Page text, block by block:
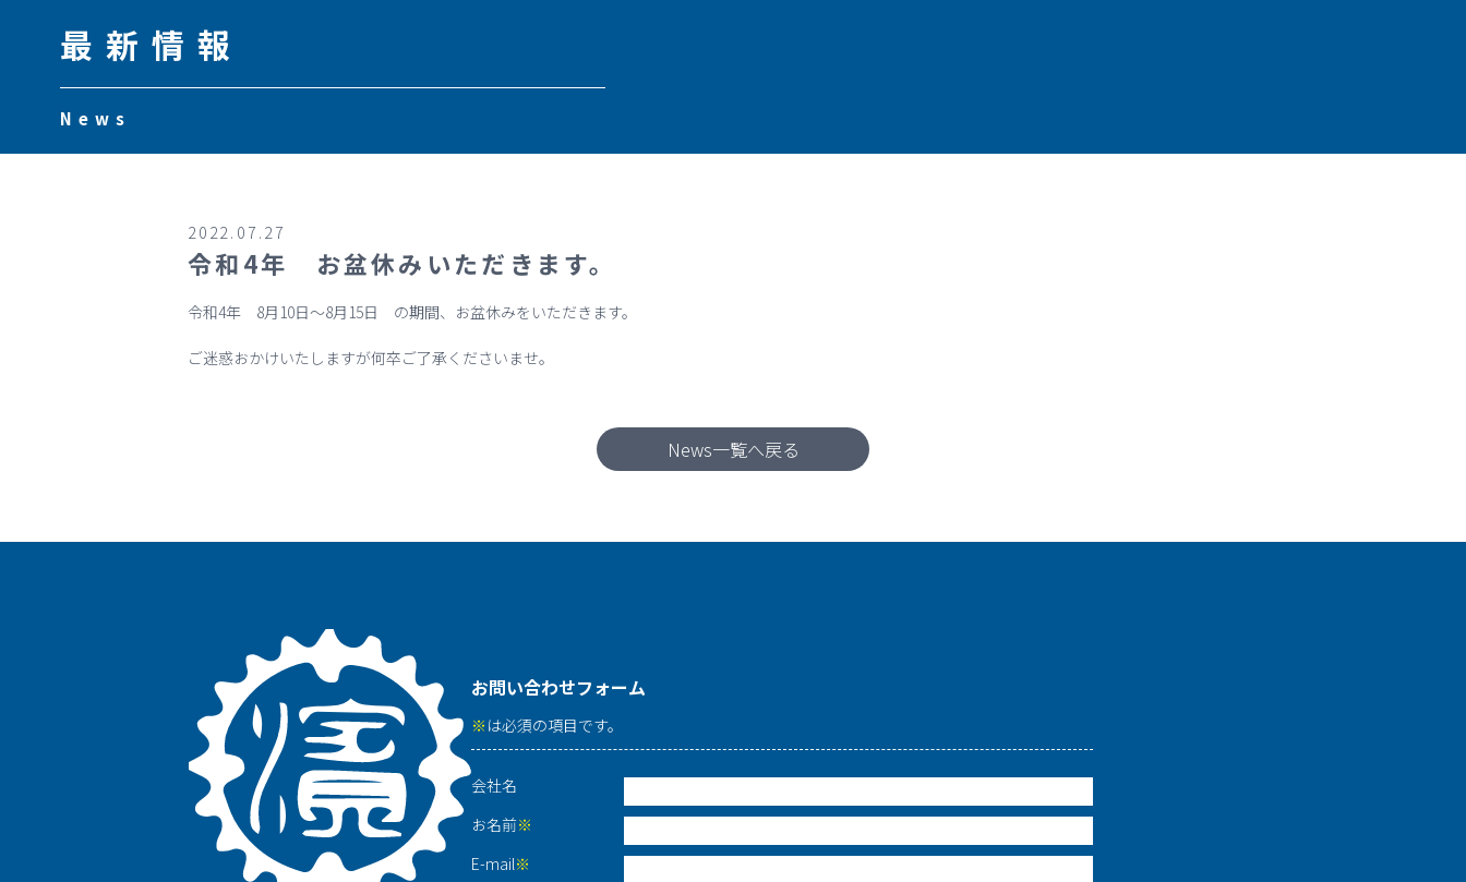
最新情報
News
2022.07.27
令和4年 お盆休みいただきます。
令和4年 8月10日～8月15日 の期間、お盆休みをいただきます。
ご迷惑おかけいたしますが何卒ご了承くださいませ。
News一覧へ戻る
お問い合わせフォーム
※ は必須の項目です。
会社名
お名前※
E-mail※